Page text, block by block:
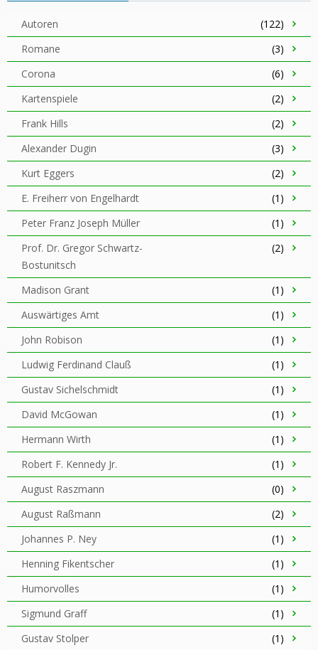
Autoren
(122)
Romane
(3)
Corona
(6)
Kartenspiele
(2)
Frank Hills
(2)
Alexander Dugin
(3)
Kurt Eggers
(2)
E. Freiherr von Engelhardt
(1)
Peter Franz Joseph Müller
(1)
Prof. Dr. Gregor Schwartz-
Bostunitsch
(2)
Madison Grant
(1)
Auswärtiges Amt
(1)
John Robison
(1)
Ludwig Ferdinand Clauß
(1)
Gustav Sichelschmidt
(1)
David McGowan
(1)
Hermann Wirth
(1)
Robert F. Kennedy Jr.
(1)
August Raszmann
(0)
August Raßmann
(2)
Johannes P. Ney
(1)
Henning Fikentscher
(1)
Humorvolles
(1)
Sigmund Graff
(1)
Gustav Stolper
(1)